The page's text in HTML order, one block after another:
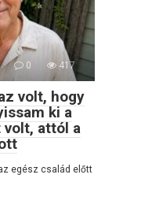
0 417
volt, hogy
ki a
volt, attól a
egész család előtt